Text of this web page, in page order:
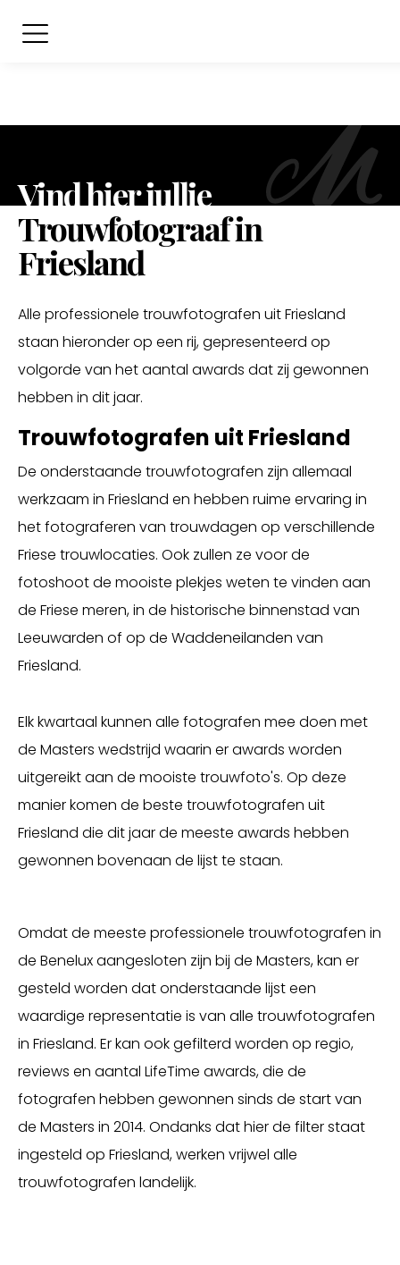
Vind hier jullie
Trouwfotograaf in
Friesland
Alle professionele trouwfotografen uit Friesland
staan hieronder op een rij, gepresenteerd op
volgorde van het aantal awards dat zij gewonnen
hebben in dit jaar.
Trouwfotografen uit Friesland
De onderstaande trouwfotografen zijn allemaal
werkzaam in Friesland en hebben ruime ervaring in
het fotograferen van trouwdagen op verschillende
Friese trouwlocaties. Ook zullen ze voor de
fotoshoot de mooiste plekjes weten te vinden aan
de Friese meren, in de historische binnenstad van
Leeuwarden of op de Waddeneilanden van
Friesland.
Elk kwartaal kunnen alle fotografen mee doen met
de Masters wedstrijd waarin er awards worden
uitgereikt aan de mooiste trouwfoto's. Op deze
manier komen de beste trouwfotografen uit
Friesland die dit jaar de meeste awards hebben
gewonnen bovenaan de lijst te staan.
Omdat de meeste professionele trouwfotografen in
de Benelux aangesloten zijn bij de Masters, kan er
gesteld worden dat onderstaande lijst een
waardige representatie is van alle trouwfotografen
in Friesland. Er kan ook gefilterd worden op regio,
reviews en aantal LifeTime awards, die de
fotografen hebben gewonnen sinds de start van
de Masters in 2014. Ondanks dat hier de filter staat
ingesteld op Friesland, werken vrijwel alle
trouwfotografen landelijk.